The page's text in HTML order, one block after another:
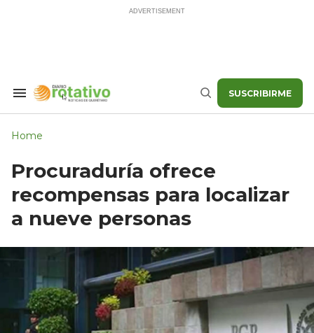
Search
Buscar SUSCRIBIRME
Home
Procuraduría ofrece
recompensas para localizar
a nueve personas